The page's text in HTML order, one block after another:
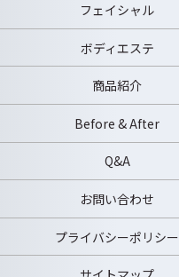
フェイシャル
ボディエステ
商品紹介
Before & After
Q&A
お問い合わせ
プライバシーポリシー